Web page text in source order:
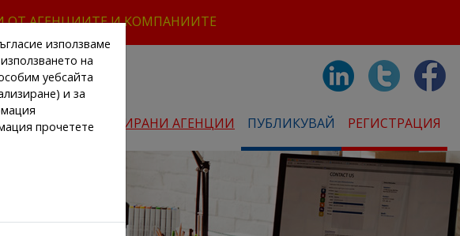
АГЕНЦИИТЕ И КОМПАНИИТЕ
РЕГИСТРИРАНИ АГЕНЦИИ ПУБЛИКУВАЙ РЕГИСТРАЦИЯ
използваме
на
уебсайта
и за
прочетете